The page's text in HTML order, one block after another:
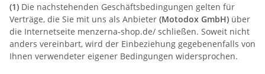
(1) Die nachstehenden Geschäftsbedingungen gelten für
Verträge, die Sie mit uns als Anbieter (Motodox GmbH) über
die Internetseite menzerna-shop.de/ schließen. Soweit nicht
anders vereinbart, wird der Einbeziehung gegebenenfalls von
Ihnen verwendeter eigener Bedingungen widersprochen.